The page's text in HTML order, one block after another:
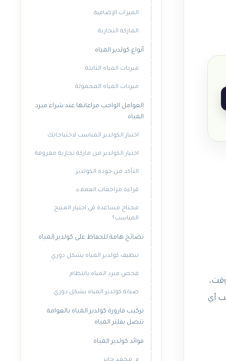
أي
الميزات الإضافية
الماركة التجارية
أنواع كولدير المياه
مبردات المياه الثابتة
مبردات المياه المحمولة
العوامل الواجب مراعاتها عند شراء مبرد
المياه
اختيار الكولدير المناسب لاحتياجاتك
اختيار الكولدير من ماركة تجارية معروفة
التأكد من جودة الكولدير
قراءة مراجعات العملاء
محتاج مساعدة في اختيار المنتج
المناسب؟
نصائح هامة للحفاظ على كولدير المياه
تنظيف كولدير المياه بشكل دوري
فحص مبرد المياه بانتظام
صيانة كولدير المياه بشكل دوري
تركيب قارورة كولدير المياه بالعوامة
تتصل بفلتر المياه
فوائد كولدير المياه